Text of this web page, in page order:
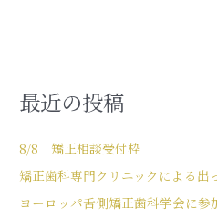
最近の投稿
8/8 矯正相談受付枠
矯正歯科専門クリニックによる出
ヨーロッパ舌側矯正歯科学会に参